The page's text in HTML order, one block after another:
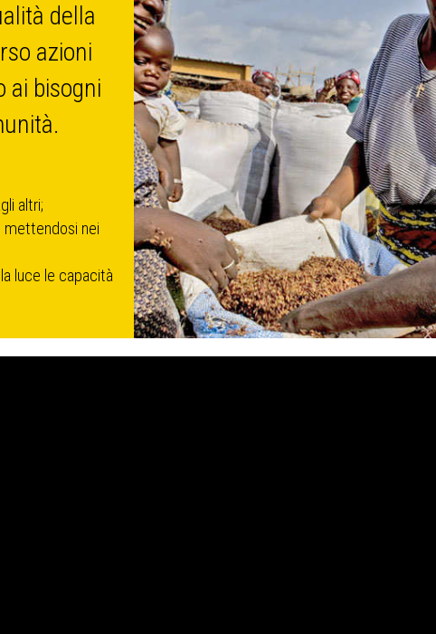
della
azioni
ai bisogni
altri;
mettendosi nei
luce le capacità